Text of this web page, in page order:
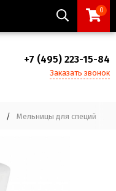
0
+7 (495) 223-15-84
Заказать звонок
/ Мельницы для специй